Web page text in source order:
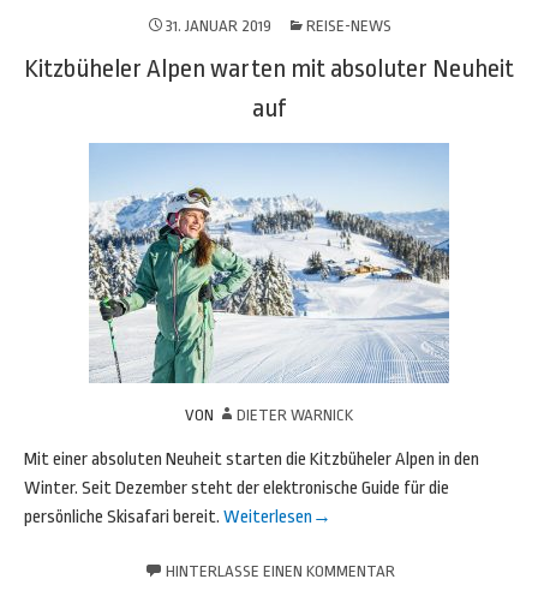
31. JANUAR 2019 REISE-NEWS
Kitzbüheler Alpen warten mit absoluter Neuheit
auf
VON DIETER WARNICK
Mit einer absoluten Neuheit starten die Kitzbüheler Alpen in den
Winter. Seit Dezember steht der elektronische Guide für die
persönliche Skisafari bereit. Weiterlesen →
HINTERLASSE EINEN KOMMENTAR